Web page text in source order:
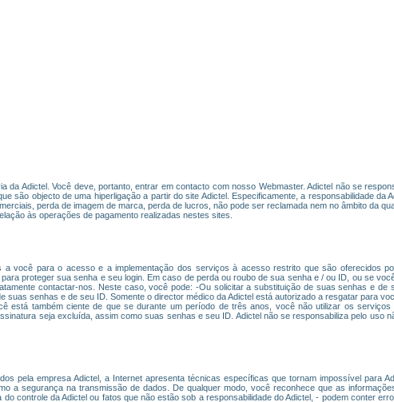
da Adictel. Você deve, portanto, entrar em contacto com nosso Webmaster. Adictel não se
são objecto de uma hiperligação a partir do site Adictel. Especificamente, a responsabilidade da
perda de imagem de marca, perda de lucros, não pode ser reclamada nem no âmbito da
às operações de pagamento realizadas nestes sites.
você para o acesso e a implementação dos serviços à acesso restrito que são oferecidos
proteger sua senha e seu login. Em caso de perda ou roubo de sua senha e / ou ID, ou se
contactar-nos. Neste caso, você pode: -Ou solicitar a substituição de suas senhas e
suas senhas e de seu ID. Somente o director médico da Adictel está autorizado a resgatar para
está também ciente de que se durante um período de três anos, você não utilizar os
seja excluída, assim como suas senhas e seu ID. Adictel não se responsabiliza pelo uso
pela empresa Adictel, a Internet apresenta técnicas específicas que tornam impossível para
a segurança na transmissão de dados. De qualquer modo, você reconhece que as
controle da Adictel ou fatos que não estão sob a responsabilidade do Adictel, - podem conter